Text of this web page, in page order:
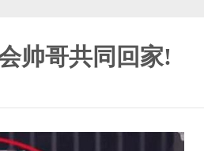
帅哥共同回家!